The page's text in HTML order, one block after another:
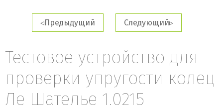
Предыдущий Следующий
Тестовое устройство для
проверки упругости колец
Ле Шателье ​1.0215